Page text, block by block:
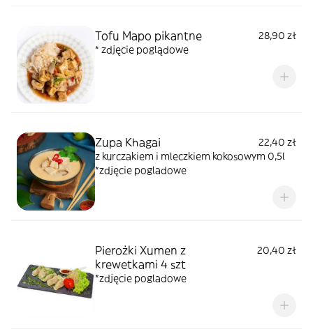
Tofu Mapo pikantne
28,90 zł
* zdjęcie poglądowe
Zupa Khagai
22,40 zł
z kurczakiem i mleczkiem kokosowym 0,5l
*zdjęcie pogladowe
Pierożki Xumen z
krewetkami 4 szt
20,40 zł
*zdjęcie pogladowe